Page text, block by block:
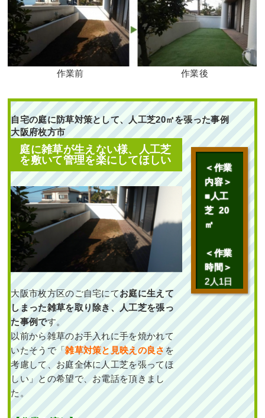
2025年6月30日/常緑樹ア行,
常緑樹
ハ行,花壇作成 ,大阪市鶴見区,大阪
市
大阪府 大阪府,植栽
造園・外構
工事
段々になっている土地に
高さ2mのアオダモ株立と
ハクチョウゲ・アベリア
で植栽した事例｜大阪市
城東区K様
作業前 作業後 段々になってい
る土 ...
続きを読む
2025年6月19日 /アベリアホープレイ
ズ, 大阪市城東区,植栽, 大阪市, 大阪
府,アオダモ,常緑樹ア行 ,落葉樹ア
行,常緑樹ハ行
作業前 作業後
自宅の庭に防草対策として、人工芝20㎡を張った事例
大阪府枚方市
庭に雑草が生えない様、人工芝
を敷いて管理を楽にしてほしい
大阪市枚方区のご自宅にてお庭に生えて
しまった雑草を取り除き、人工芝を張っ
た事例です。
以前から雑草のお手入れに手を焼かれて
いたそうで「雑草対策と見映えの良さ を
考慮して、お庭全体に人工芝を張ってほ
しい」との希望で、お電話を頂きまし
た。
＜作業
内容＞
■人工
芝 20
㎡
＜作業
時間＞
2人1日